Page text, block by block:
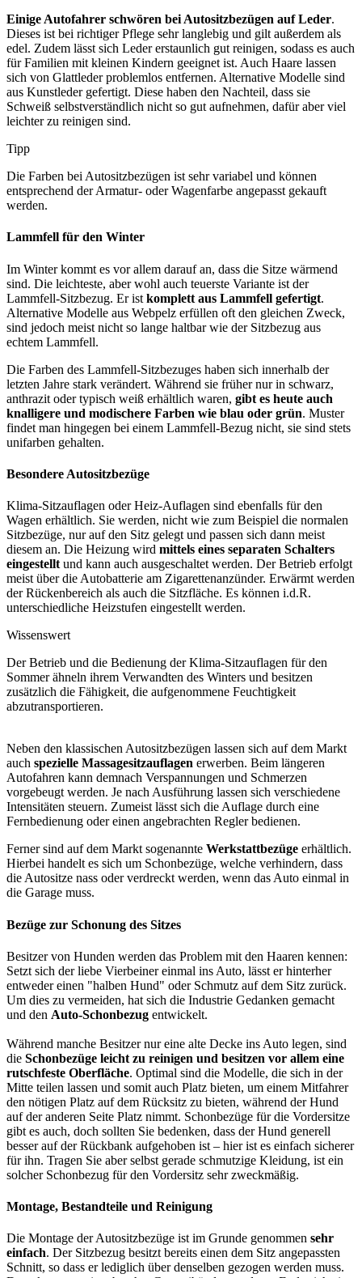
Einige Autofahrer schwören bei Autositzbezügen auf Leder.
Dieses ist bei richtiger Pflege sehr langlebig und gilt außerdem als
edel. Zudem lässt sich Leder erstaunlich gut reinigen, sodass es auch
für Familien mit kleinen Kindern geeignet ist. Auch Haare lassen
sich von Glattleder problemlos entfernen. Alternative Modelle sind
aus Kunstleder gefertigt. Diese haben den Nachteil, dass sie
Schweiß selbstverständlich nicht so gut aufnehmen, dafür aber viel
leichter zu reinigen sind.
Tipp
Die Farben bei Autositzbezügen ist sehr variabel und können
entsprechend der Armatur- oder Wagenfarbe angepasst gekauft
werden.
Lammfell für den Winter
Im Winter kommt es vor allem darauf an, dass die Sitze wärmend
sind. Die leichteste, aber wohl auch teuerste Variante ist der
Lammfell-Sitzbezug. Er ist komplett aus Lammfell gefertigt.
Alternative Modelle aus Webpelz erfüllen oft den gleichen Zweck,
sind jedoch meist nicht so lange haltbar wie der Sitzbezug aus
echtem Lammfell.
Die Farben des Lammfell-Sitzbezuges haben sich innerhalb der
letzten Jahre stark verändert. Während sie früher nur in schwarz,
anthrazit oder typisch weiß erhältlich waren, gibt es heute auch
knalligere und modischere Farben wie blau oder grün. Muster
findet man hingegen bei einem Lammfell-Bezug nicht, sie sind stets
unifarben gehalten.
Besondere Autositzbezüge
Klima-Sitzauflagen oder Heiz-Auflagen sind ebenfalls für den
Wagen erhältlich. Sie werden, nicht wie zum Beispiel die normalen
Sitzbezüge, nur auf den Sitz gelegt und passen sich dann meist
diesem an. Die Heizung wird mittels eines separaten Schalters
eingestellt und kann auch ausgeschaltet werden. Der Betrieb erfolgt
meist über die Autobatterie am Zigarettenanzünder. Erwärmt werden
der Rückenbereich als auch die Sitzfläche. Es können i.d.R.
unterschiedliche Heizstufen eingestellt werden.
Wissenswert
Der Betrieb und die Bedienung der Klima-Sitzauflagen für den
Sommer ähneln ihrem Verwandten des Winters und besitzen
zusätzlich die Fähigkeit, die aufgenommene Feuchtigkeit
abzutransportieren.
Neben den klassischen Autositzbezügen lassen sich auf dem Markt
auch spezielle Massagesitzauflagen erwerben. Beim längeren
Autofahren kann demnach Verspannungen und Schmerzen
vorgebeugt werden. Je nach Ausführung lassen sich verschiedene
Intensitäten steuern. Zumeist lässt sich die Auflage durch eine
Fernbedienung oder einen angebrachten Regler bedienen.
Ferner sind auf dem Markt sogenannte Werkstattbezüge erhältlich.
Hierbei handelt es sich um Schonbezüge, welche verhindern, dass
die Autositze nass oder verdreckt werden, wenn das Auto einmal in
die Garage muss.
Bezüge zur Schonung des Sitzes
Besitzer von Hunden werden das Problem mit den Haaren kennen:
Setzt sich der liebe Vierbeiner einmal ins Auto, lässt er hinterher
entweder einen "halben Hund" oder Schmutz auf dem Sitz zurück.
Um dies zu vermeiden, hat sich die Industrie Gedanken gemacht
und den Auto-Schonbezug entwickelt.
Während manche Besitzer nur eine alte Decke ins Auto legen, sind
die Schonbezüge leicht zu reinigen und besitzen vor allem eine
rutschfeste Oberfläche. Optimal sind die Modelle, die sich in der
Mitte teilen lassen und somit auch Platz bieten, um einem Mitfahrer
den nötigen Platz auf dem Rücksitz zu bieten, während der Hund
auf der anderen Seite Platz nimmt. Schonbezüge für die Vordersitze
gibt es auch, doch sollten Sie bedenken, dass der Hund generell
besser auf der Rückbank aufgehoben ist – hier ist es einfach sicherer
für ihn. Tragen Sie aber selbst gerade schmutzige Kleidung, ist ein
solcher Schonbezug für den Vordersitz sehr zweckmäßig.
Montage, Bestandteile und Reinigung
Die Montage der Autositzbezüge ist im Grunde genommen sehr
einfach. Der Sitzbezug besitzt bereits einen dem Sitz angepassten
Schnitt, so dass er lediglich über denselben gezogen werden muss.